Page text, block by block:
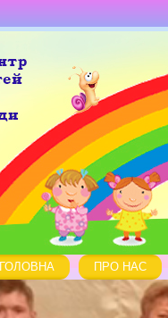
ГОЛОВНА ПРО НАС